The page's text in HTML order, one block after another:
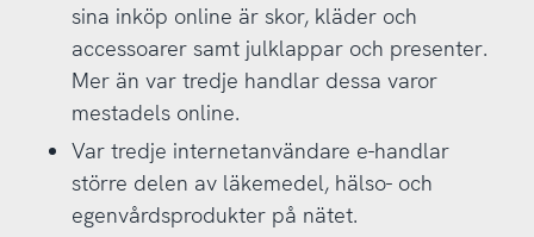
sina inköp online är skor, kläder och
accessoarer samt julklappar och presenter.
Mer än var tredje handlar dessa varor
mestadels online.
Var tredje internetanvändare e-handlar
större delen av läkemedel, hälso- och
egenvårdsprodukter på nätet.